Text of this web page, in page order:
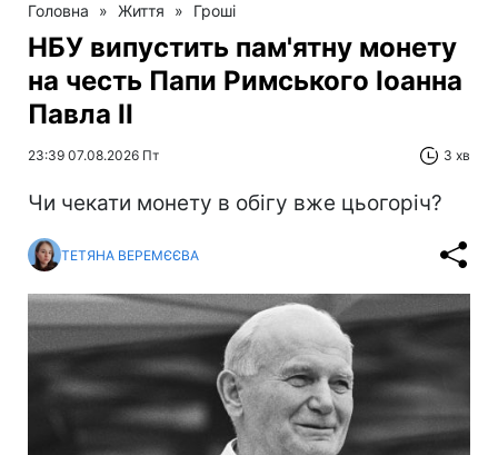
Головна » Життя » Гроші
НБУ випустить пам'ятну монету
на честь Папи Римського Іоанна
Павла II
23:39 07.08.2026 Пт 3 хв
Чи чекати монету в обігу вже цьогоріч?
ТЕТЯНА ВЕРЕМЄЄВА